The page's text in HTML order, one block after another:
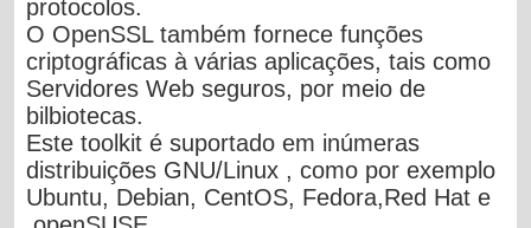
protocolos.
O OpenSSL também fornece funções
criptográficas à várias aplicações, tais como
Servidores Web seguros, por meio de
bilbiotecas.
Este toolkit é suportado em inúmeras
distribuições GNU/Linux , como por exemplo
Ubuntu, Debian, CentOS, Fedora,Red Hat e